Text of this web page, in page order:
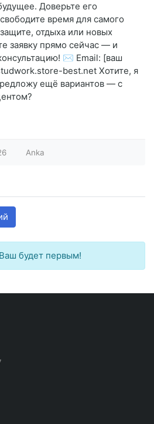
Доверьте его
время для самого
отдыха или новых
заявку прямо сейчас — и
✉️ Email: [ваш
best.net Хотите, я
ещё вариантов — с
Anka
будет первым!